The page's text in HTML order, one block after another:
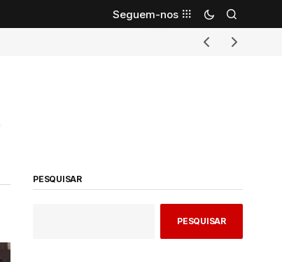
Seguem-nos
PESQUISAR
PESQUISAR